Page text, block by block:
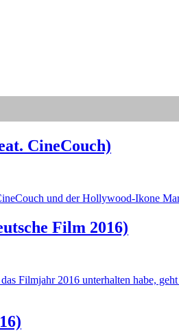
CineCouch)
und der Hollywood-Ikone
Film 2016)
Filmjahr 2016 unterhalten habe,